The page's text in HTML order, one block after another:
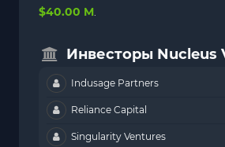
$40.00 M
Инвесторы Nucleus
Indusage Partners
Reliance Capital
Singularity Ventures